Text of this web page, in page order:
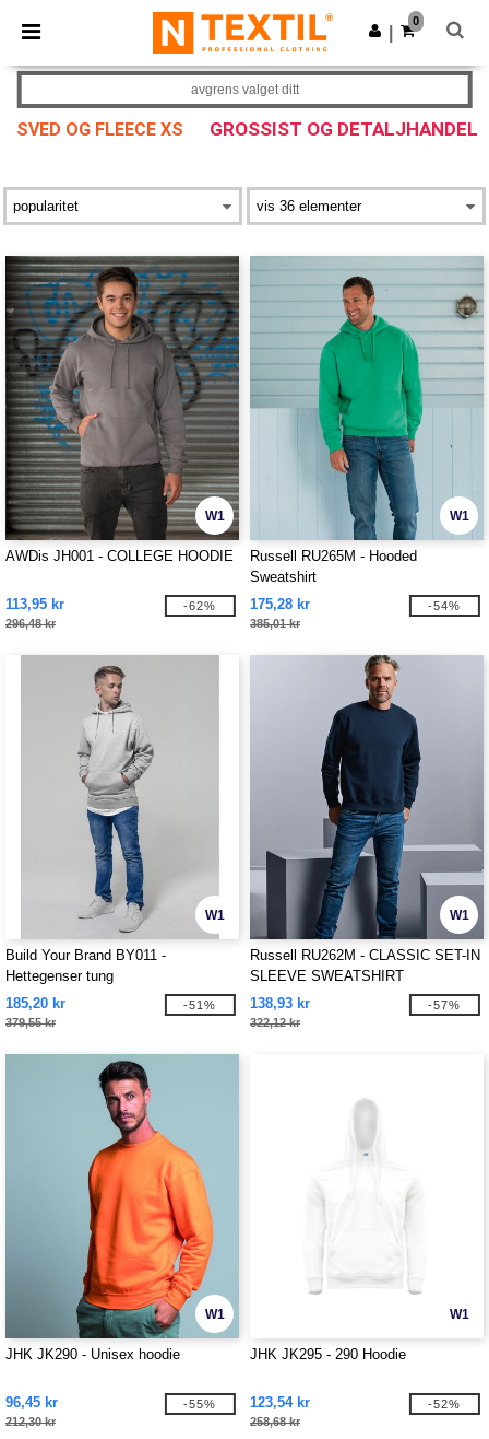
× Ntextil-app
Bedre priser i appen!
Last ned app
0
SVED OG FLEECE XS GROSSIST OG DETALJHANDEL
avgrens valget ditt
W1
AWDis JH001 - COLLEGE HOODIE
113,95 kr
296,48 kr
-62%
W1
Russell RU265M - Hooded
Sweatshirt
175,28 kr
385,01 kr
-54%
W1
Build Your Brand BY011 -
Hettegenser tung
185,20 kr
379,55 kr
-51%
W1
Russell RU262M - CLASSIC SET-IN
SLEEVE SWEATSHIRT
138,93 kr
322,12 kr
-57%
W1
JHK JK290 - Unisex hoodie
96,45 kr
212,30 kr
-55%
W1
JHK JK295 - 290 Hoodie
123,54 kr
258,68 kr
-52%